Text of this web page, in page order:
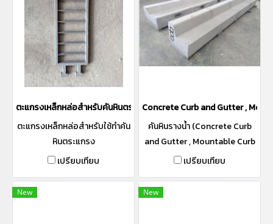
ต้องการมาตราฐาน
ตะแกรงเหล็กหล่อสำหรับคันหินตระแกรง
ตะแกรงเหล็กหล่อสำหรับใช้ทำคัน
หินตระแกรง
เปรียบเทียบ
Concrete Curb and Gutter ,
คันหินรางน้ำ (Concrete Curb
and Gutter , Mountable Curb
and Gutter) คันหินรางตื้น เป็น
มาตราฐานกรมทาง เหมาะสำหรับ
เปรียบเทียบ
New New